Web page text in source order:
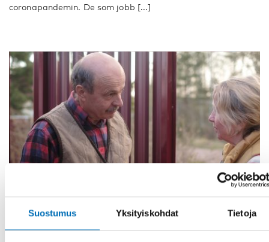
Suostumus Yksityiskohdat Tietoja
coronapandemin. De som jobb [...]